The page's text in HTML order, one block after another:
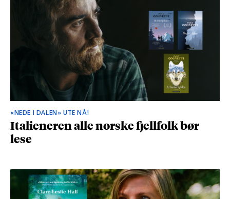
«NEDE I DALEN» UTE NÅ!
Italieneren alle norske fjellfolk bør
lese